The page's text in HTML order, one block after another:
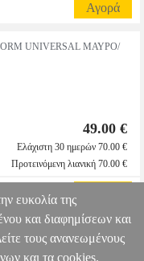
Αγορά
UNIVERSAL ΜΑΥΡΟ/
49.00 €
Ελάχιστη 30 ημερών 70.00 €
Προτεινόμενη λιανική 70.00 €
ευκολία της
και διαφημίσεων και
τους ανανεωμένους
και τα cookies.